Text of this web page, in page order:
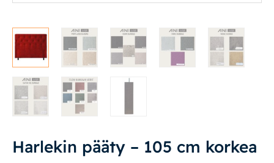
Kerros- ja parvisängyt
Yöpöydät
Lapsille
Lapsille
Pöydät ja tuolit
Harlekin pääty – 105 cm korkea